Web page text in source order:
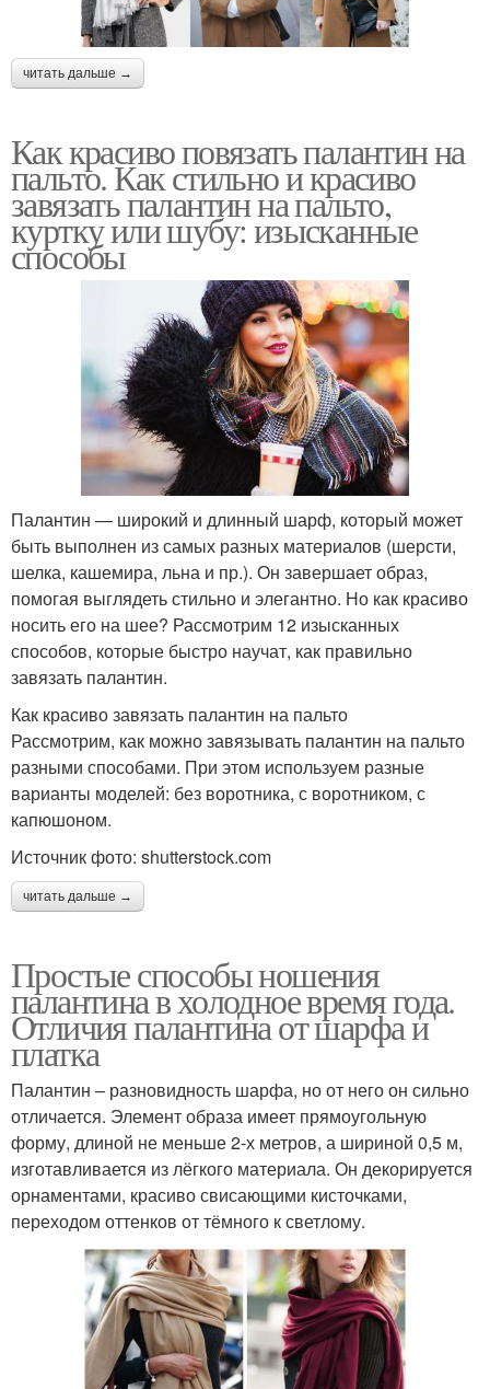
читать дальше →
Как красиво повязать палантин на
пальто. Как стильно и красиво
завязать палантин на пальто,
куртку или шубу: изысканные
способы
Палантин — широкий и длинный шарф, который может
быть выполнен из самых разных материалов (шерсти,
шелка, кашемира, льна и пр.). Он завершает образ,
помогая выглядеть стильно и элегантно. Но как красиво
носить его на шее? Рассмотрим 12 изысканных
способов, которые быстро научат, как правильно
завязать палантин.
Как красиво завязать палантин на пальто
Рассмотрим, как можно завязывать палантин на пальто
разными способами. При этом используем разные
варианты моделей: без воротника, с воротником, с
капюшоном.
Источник фото: shutterstock.com
читать дальше →
Простые способы ношения
палантина в холодное время года.
Отличия палантина от шарфа и
платка
Палантин – разновидность шарфа, но от него он сильно
отличается. Элемент образа имеет прямоугольную
форму, длиной не меньше 2-х метров, а шириной 0,5 м,
изготавливается из лёгкого материала. Он декорируется
орнаментами, красиво свисающими кисточками,
переходом оттенков от тёмного к светлому.